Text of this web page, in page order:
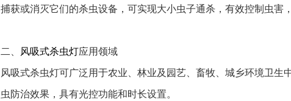
捕获或消灭它们的杀虫设备，可实现大小虫子通杀，有效控制虫害
二、 风吸式杀虫灯应用领域
风吸式杀虫灯可广泛用于农业、林业及园艺、畜牧、城乡环境卫
虫防治效果，具有光控功能和时长设置。